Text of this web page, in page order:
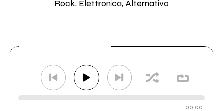
Rock, Elettronica, Alternativo
00:00